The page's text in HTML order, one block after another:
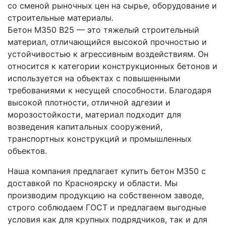
со сменой рыночных цен на сырье, оборудование и
строительные материалы.
Бетон М350 В25 — это тяжелый строительный
материал, отличающийся высокой прочностью и
устойчивостью к агрессивным воздействиям. Он
относится к категории конструкционных бетонов и
используется на объектах с повышенными
требованиями к несущей способности. Благодаря
высокой плотности, отличной адгезии и
морозостойкости, материал подходит для
возведения капитальных сооружений,
транспортных конструкций и промышленных
объектов.
Наша компания предлагает купить бетон М350 с
доставкой по Красноярску и области. Мы
производим продукцию на собственном заводе,
строго соблюдаем ГОСТ и предлагаем выгодные
условия как для крупных подрядчиков, так и для